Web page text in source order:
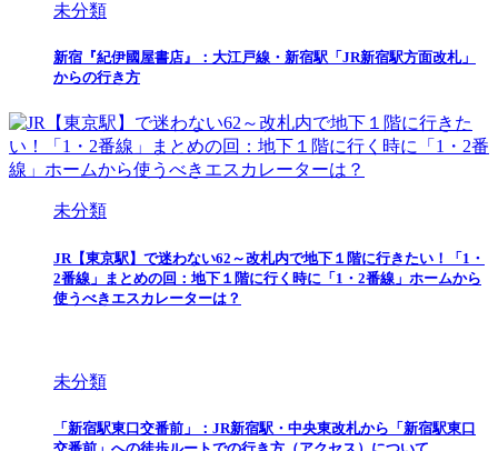
未分類
新宿『紀伊國屋書店』：大江戸線・新宿駅「JR新宿駅方面改札」
からの行き方
未分類
JR【東京駅】で迷わない62～改札内で地下１階に行きたい！「1・
2番線」まとめの回：地下１階に行く時に「1・2番線」ホームから
使うべきエスカレーターは？
未分類
「新宿駅東口交番前」：JR新宿駅・中央東改札から「新宿駅東口